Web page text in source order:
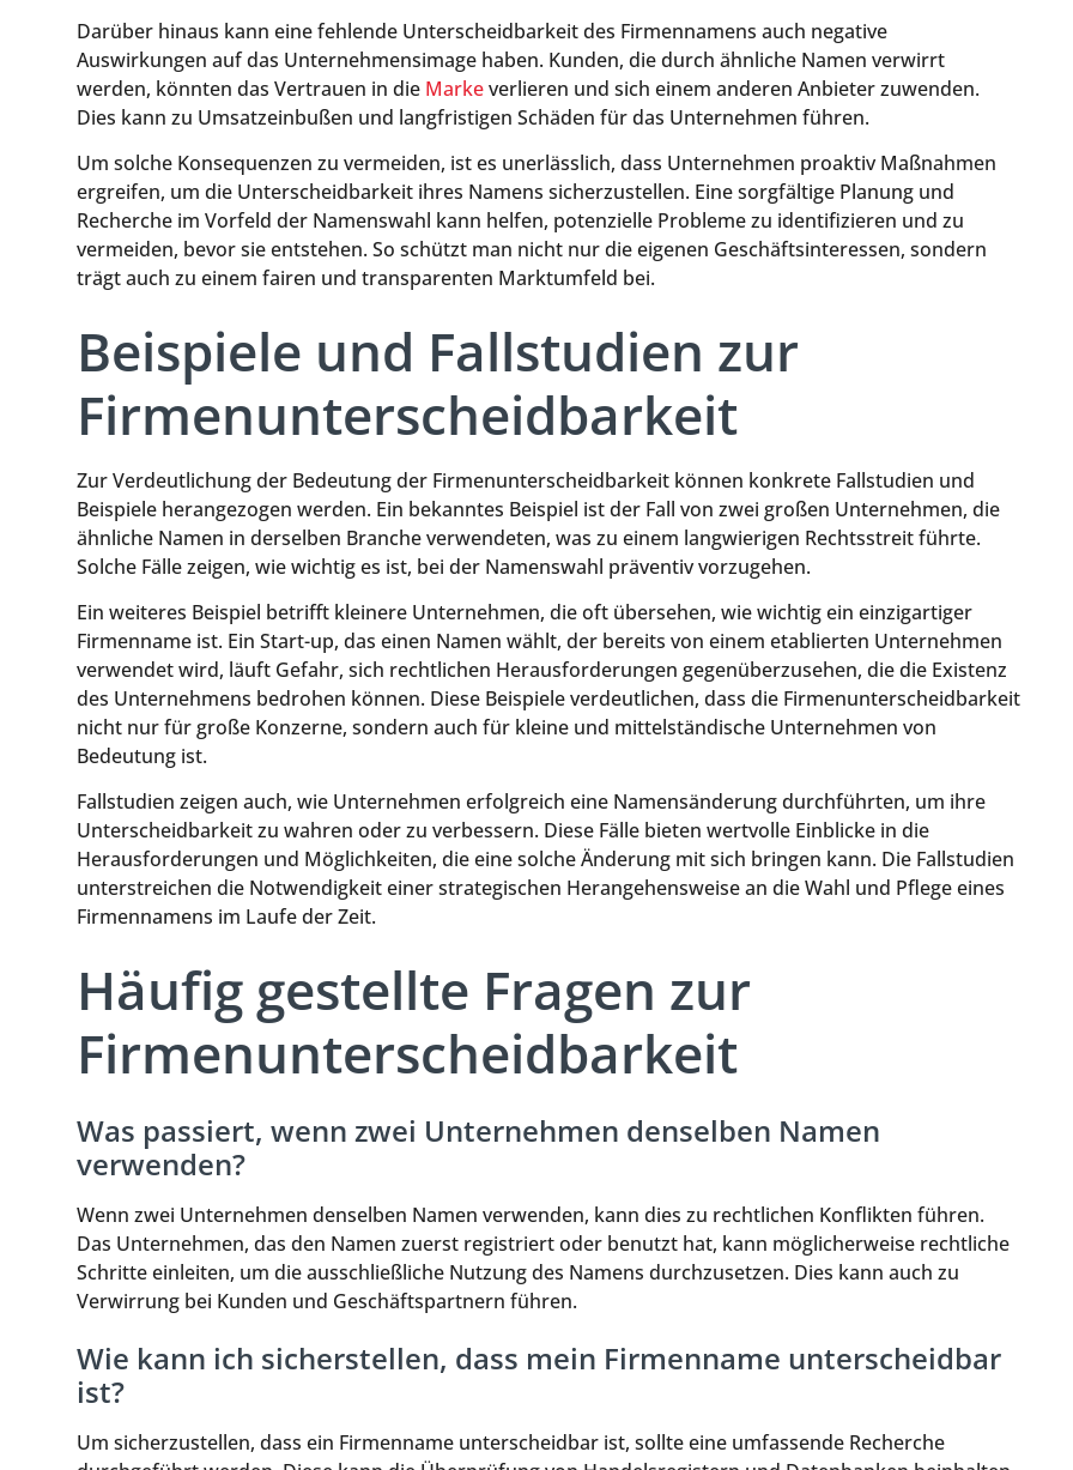
Darüber hinaus kann eine fehlende Unterscheidbarkeit des Firmennamens auch negative
Auswirkungen auf das Unternehmensimage haben. Kunden, die durch ähnliche Namen verwirrt
werden, könnten das Vertrauen in die Markeverlieren und sich einem anderen Anbieter zuwenden.
Dies kann zu Umsatzeinbußen und langfristigen Schäden für das Unternehmen führen.
Um solche Konsequenzen zu vermeiden, ist es unerlässlich, dass Unternehmen proaktiv Maßnahmen
ergreifen, um die Unterscheidbarkeit ihres Namens sicherzustellen. Eine sorgfältige Planung und
Recherche im Vorfeld der Namenswahl kann helfen, potenzielle Probleme zu identifizieren und zu
vermeiden, bevor sie entstehen. So schützt man nicht nur die eigenen Geschäftsinteressen, sondern
trägt auch zu einem fairen und transparenten Marktumfeld bei.
Beispiele und Fallstudien zur
Firmenunterscheidbarkeit
Zur Verdeutlichung der Bedeutung der Firmenunterscheidbarkeit können konkrete Fallstudien und
Beispiele herangezogen werden. Ein bekanntes Beispiel ist der Fall von zwei großen Unternehmen, die
ähnliche Namen in derselben Branche verwendeten, was zu einem langwierigen Rechtsstreit führte.
Solche Fälle zeigen, wie wichtig es ist, bei der Namenswahl präventiv vorzugehen.
Ein weiteres Beispiel betrifft kleinere Unternehmen, die oft übersehen, wie wichtig ein einzigartiger
Firmenname ist. Ein Start-up, das einen Namen wählt, der bereits von einem etablierten Unternehmen
verwendet wird, läuft Gefahr, sich rechtlichen Herausforderungen gegenüberzusehen, die die Existenz
des Unternehmens bedrohen können. Diese Beispiele verdeutlichen, dass die Firmenunterscheidbarkeit
nicht nur für große Konzerne, sondern auch für kleine und mittelständische Unternehmen von
Bedeutung ist.
Fallstudien zeigen auch, wie Unternehmen erfolgreich eine Namensänderung durchführten, um ihre
Unterscheidbarkeit zu wahren oder zu verbessern. Diese Fälle bieten wertvolle Einblicke in die
Herausforderungen und Möglichkeiten, die eine solche Änderung mit sich bringen kann. Die Fallstudien
unterstreichen die Notwendigkeit einer strategischen Herangehensweise an die Wahl und Pflege eines
Firmennamens im Laufe der Zeit.
Häufig gestellte Fragen zur
Firmenunterscheidbarkeit
Was passiert, wenn zwei Unternehmen denselben Namen
verwenden?
Wenn zwei Unternehmen denselben Namen verwenden, kann dies zu rechtlichen Konflikten führen.
Das Unternehmen, das den Namen zuerst registriert oder benutzt hat, kann möglicherweise rechtliche
Schritte einleiten, um die ausschließliche Nutzung des Namens durchzusetzen. Dies kann auch zu
Verwirrung bei Kunden und Geschäftspartnern führen.
Wie kann ich sicherstellen, dass mein Firmenname unterscheidbar
ist?
Um sicherzustellen, dass ein Firmenname unterscheidbar ist, sollte eine umfassende Recherche